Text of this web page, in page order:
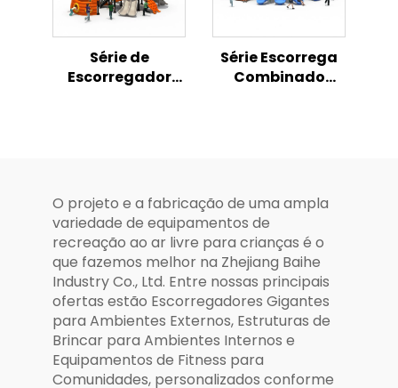
Série de
Escorregador
Série Escorrega
Combinado
O projeto e a fabricação de uma ampla
variedade de equipamentos de
recreação ao ar livre para crianças é o
que fazemos melhor na Zhejiang Baihe
Industry Co., Ltd. Entre nossas principais
ofertas estão Escorregadores Gigantes
para Ambientes Externos, Estruturas de
Brincar para Ambientes Internos e
Equipamentos de Fitness para
Comunidades, personalizados conforme